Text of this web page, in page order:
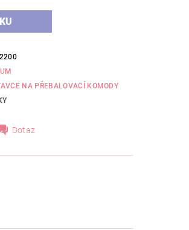
NA PŘEBALOVACÍ KOMODY
Dotaz